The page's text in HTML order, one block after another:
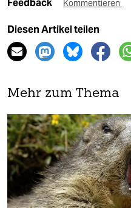
Feedback Kommentieren
Diesen Artikel teilen
Mehr zum Thema